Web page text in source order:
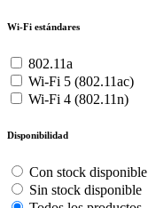
Wi-Fi estándares
802.11a
Wi-Fi 5 (802.11ac)
Wi-Fi 4 (802.11n)
Disponibilidad
Con stock disponible
Sin stock disponible